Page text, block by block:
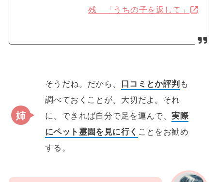
残 「うちの子を返して」
そうだね。だから、 口コミとか評判も
調べておくことが、大切だよ。それ
に、できれば自分で足を運んで、実際
にペット霊園を見に行く ことをお勧め
する。